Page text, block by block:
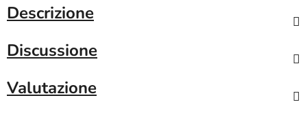
Descrizione
Discussione
Valutazione